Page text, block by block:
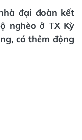
đại đoàn kết
nghèo ở TX Kỳ
có thêm động